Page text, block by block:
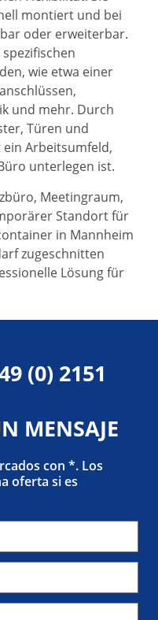
montiert und bei
oder erweiterbar.
wie etwa einer
und mehr. Durch
Türen und
Arbeitsumfeld,
unterlegen ist.
Meetingraum,
Standort für
in Mannheim
zugeschnitten
Lösung für
(0) 2151
MENSAJE
con *. Los
oferta si es